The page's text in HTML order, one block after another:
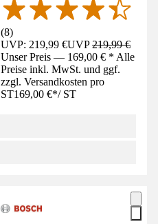
(8)
UVP: 219,99 €UVP219,99 €
Unser Preis — 169,00 € * Alle
Preise inkl. MwSt. und ggf.
zzgl. Versandkosten pro
ST169,00 €*/ ST